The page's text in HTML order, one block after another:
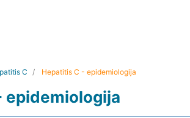
C Hepatitis C - epidemiologija
epidemiologija